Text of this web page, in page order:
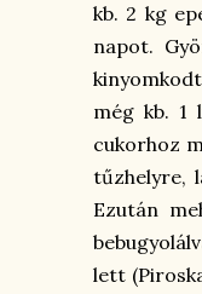
kb. 2 kg
napot.
még kb. 1
cukorhoz
tűzhelyre,
Ezután
lett